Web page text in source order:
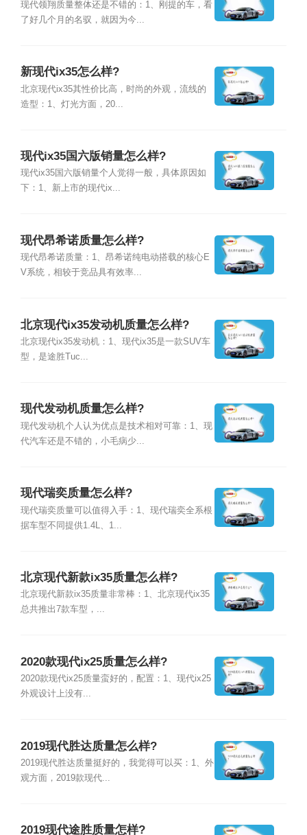
现代领翔质量整体还是不错的：1、刚提的车，看
了好几个月的名驭，就因为今...
新现代ix35怎么样?
北京现代ix35其性价比高，时尚的外观，流线的
造型：1、灯光方面，20...
现代ix35国六版销量怎么样?
现代ix35国六版销量个人觉得一般，具体原因如
下：1、新上市的现代ix...
现代昂希诺质量怎么样?
现代昂希诺质量：1、昂希诺纯电动搭载的核心E
V系统，相较于竞品具有效率...
北京现代ix35发动机质量怎么样?
北京现代ix35发动机：1、现代ix35是一款SUV车
型，是途胜Tuc...
现代发动机质量怎么样?
现代发动机个人认为优点是技术相对可靠：1、现
代汽车还是不错的，小毛病少...
现代瑞奕质量怎么样?
现代瑞奕质量可以值得入手：1、现代瑞奕全系根
据车型不同提供1.4L、1...
北京现代新款ix35质量怎么样?
北京现代新款ix35质量非常棒：1、北京现代ix35
总共推出7款车型，...
2020款现代ix25质量怎么样?
2020款现代ix25质量蛮好的，配置：1、现代ix25
外观设计上没有...
2019现代胜达质量怎么样?
2019现代胜达质量挺好的，我觉得可以买：1、外
观方面，2019款现代...
2019现代途胜质量怎样?